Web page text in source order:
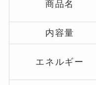
商品名
内容量
エネルギー